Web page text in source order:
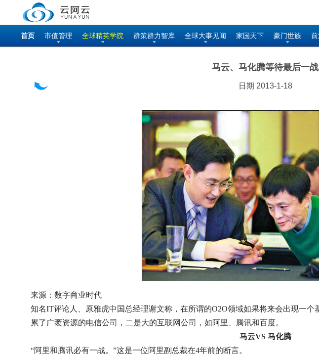
首页 市值管理 全球精英学院 群策群力智库 全球大事见闻 家国天下 豪门世族
马云、马化腾等待最后一战
日期 2013-1-18
来源：数字商业时代
知名IT评论人、原雅虎中国总经理谢文称，在所谓的O2O领域如果将来会出现一
累了广袤资源的电信公司，二是大的互联网公司，如阿里、腾讯和百度。
马云VS 马化腾
“阿里和腾讯必有一战。”这是一位阿里副总裁在4年前的断言。